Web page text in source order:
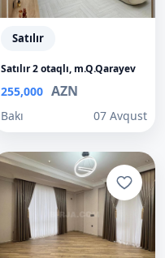
Satılır
Satılır 2 otaqlı, m.Q.Qarayev
255,000 AZN
Bakı 07 Avqust